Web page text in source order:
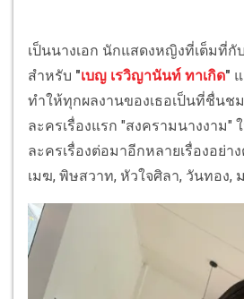
เป็นนางเอก นักแสดงหญิงที่เต็มที่กั
สำหรับ "เบญ เรวิญานันท์ ทาเกิด"
ทำให้ทุกผลงานของเธอเป็นที่ชื่นช
ละครเรื่องแรก "สงครามนางงาม"
ละครเรื่องต่อมาอีกหลายเรื่องอย่า
เมฆ, พิษสวาท, หัวใจศิลา, วันทอง,